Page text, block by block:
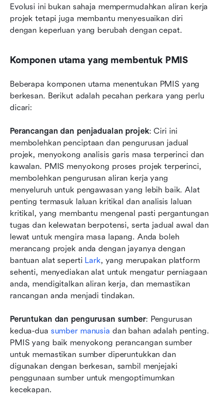
Evolusi ini bukan sahaja mempermudahkan aliran kerja
projek tetapi juga membantu menyesuaikan diri
dengan keperluan yang berubah dengan cepat.
Komponen utama yang membentuk PMIS
Beberapa komponen utama menentukan PMIS yang
berkesan. Berikut adalah pecahan perkara yang perlu
dicari:
Perancangan dan penjadualan projek: Ciri ini
membolehkan penciptaan dan pengurusan jadual
projek, menyokong analisis garis masa terperinci dan
kawalan. PMIS menyokong proses projek terperinci,
membolehkan pengurusan aliran kerja yang
menyeluruh untuk pengawasan yang lebih baik. Alat
penting termasuk laluan kritikal dan analisis laluan
kritikal, yang membantu mengenal pasti pergantungan
tugas dan kelewatan berpotensi, serta jadual awal dan
lewat untuk mengira masa lapang. Anda boleh
merancang projek anda dengan jayanya dengan
bantuan alat seperti Lark, yang merupakan platform
sehenti, menyediakan alat untuk mengatur perniagaan
anda, mendigitalkan aliran kerja, dan memastikan
rancangan anda menjadi tindakan.
Peruntukan dan pengurusan sumber: Pengurusan
kedua-dua sumber manusia dan bahan adalah penting.
PMIS yang baik menyokong perancangan sumber
untuk memastikan sumber diperuntukkan dan
digunakan dengan berkesan, sambil menjejaki
penggunaan sumber untuk mengoptimumkan
kecekapan.